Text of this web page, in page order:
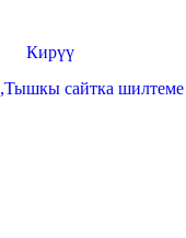
Кирүү
,Тышкы сайтка шилтеме